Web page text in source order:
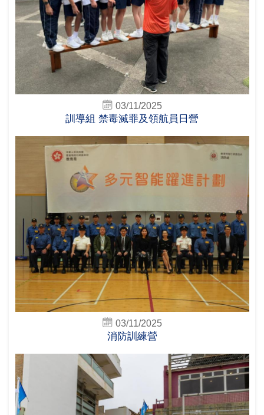
03/11/2025
訓導組 禁毒滅罪及領航員日營
03/11/2025
消防訓練營